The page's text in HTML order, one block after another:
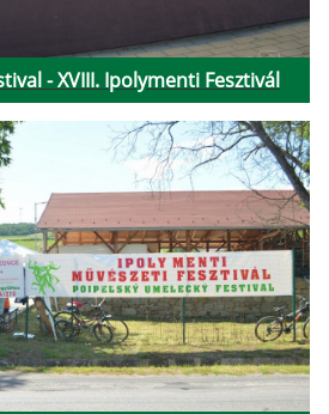
- XVIII. Ipolymenti Fesztivál